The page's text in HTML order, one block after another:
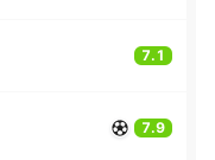
7.1
7.9